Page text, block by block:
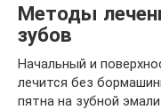
Методы
зубов
Начальный и
лечится без
пятна на зубной